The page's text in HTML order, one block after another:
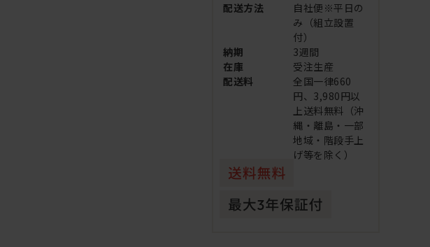
配送方法
自社便※平日の
み（組立設置
付）
納期
3週間
在庫
受注生産
配送料
全国一律660
円、3,980円以
上送料無料（沖
縄・離島・一部
地域・階段手上
げ等を除く）